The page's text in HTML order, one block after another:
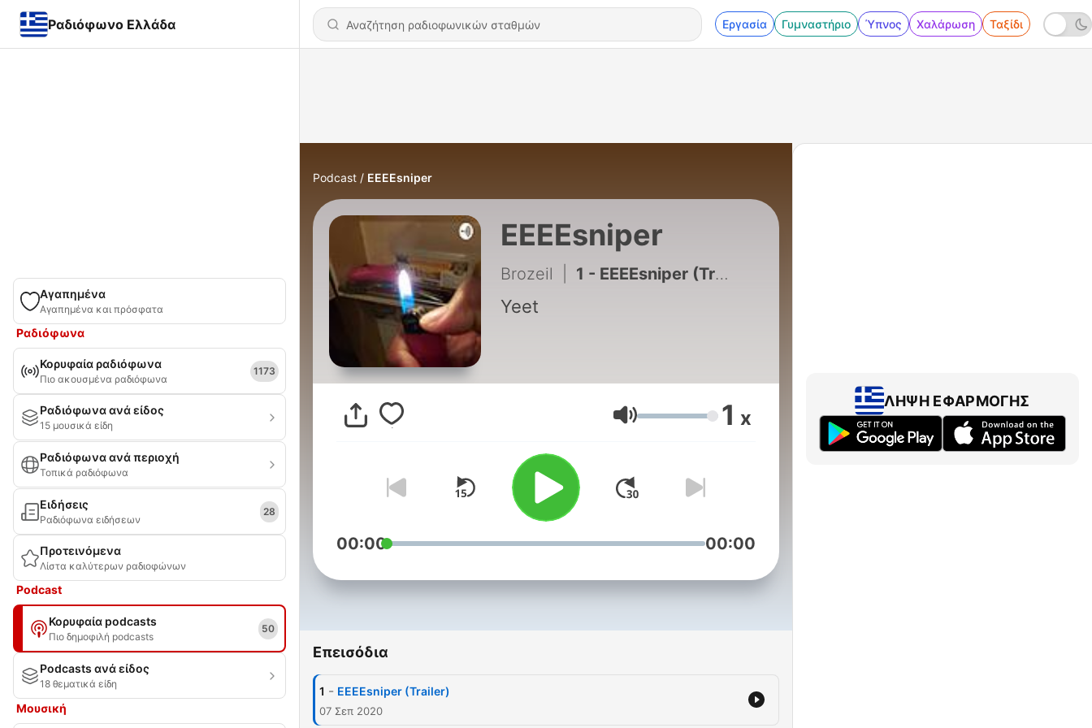
Ραδιόφωνο Ελλάδα Εργασία Γυμναστήριο Ύπνος Χαλάρωση Ταξίδι
Αγαπημένα
Αγαπημένα και πρόσφατα
Ραδιόφωνα
Κορυφαία ραδιόφωνα
Πιο ακουσμένα ραδιόφωνα
1173
Ραδιόφωνα ανά είδος
15 μουσικά είδη
Ραδιόφωνα ανά περιοχή
Τοπικά ραδιόφωνα
Ειδήσεις
Ραδιόφωνα ειδήσεων
28
Προτεινόμενα
Λίστα καλύτερων ραδιοφώνων
Podcast
Κορυφαία podcasts
Πιο δημοφιλή podcasts
50
Podcasts ανά είδος
18 θεματικά είδη
Μουσική
Podcast EEEEsniper
EEEEsniper
Brozeil 1 - EEEEsniper (Trailer)
Yeet
Ένταση 1 x
00:00 00:00
Επεισόδια
1 - EEEEsniper (Trailer)
07 Σεπ 2020
ΛΉΨΗ ΕΦΑΡΜΟΓΉΣ